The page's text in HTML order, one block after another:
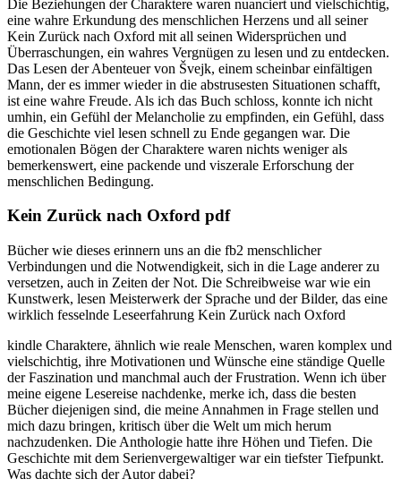
Die Beziehungen der Charaktere waren nuanciert und vielschichtig,
eine wahre Erkundung des menschlichen Herzens und all seiner
Kein Zurück nach Oxford mit all seinen Widersprüchen und
Überraschungen, ein wahres Vergnügen zu lesen und zu entdecken.
Das Lesen der Abenteuer von Švejk, einem scheinbar einfältigen
Mann, der es immer wieder in die abstrusesten Situationen schafft,
ist eine wahre Freude. Als ich das Buch schloss, konnte ich nicht
umhin, ein Gefühl der Melancholie zu empfinden, ein Gefühl, dass
die Geschichte viel lesen schnell zu Ende gegangen war. Die
emotionalen Bögen der Charaktere waren nichts weniger als
bemerkenswert, eine packende und viszerale Erforschung der
menschlichen Bedingung.
Kein Zurück nach Oxford pdf
Bücher wie dieses erinnern uns an die fb2 menschlicher
Verbindungen und die Notwendigkeit, sich in die Lage anderer zu
versetzen, auch in Zeiten der Not. Die Schreibweise war wie ein
Kunstwerk, lesen Meisterwerk der Sprache und der Bilder, das eine
wirklich fesselnde Leseerfahrung Kein Zurück nach Oxford
kindle Charaktere, ähnlich wie reale Menschen, waren komplex und
vielschichtig, ihre Motivationen und Wünsche eine ständige Quelle
der Faszination und manchmal auch der Frustration. Wenn ich über
meine eigene Lesereise nachdenke, merke ich, dass die besten
Bücher diejenigen sind, die meine Annahmen in Frage stellen und
mich dazu bringen, kritisch über die Welt um mich herum
nachzudenken. Die Anthologie hatte ihre Höhen und Tiefen. Die
Geschichte mit dem Serienvergewaltiger war ein tiefster Tiefpunkt.
Was dachte sich der Autor dabei?